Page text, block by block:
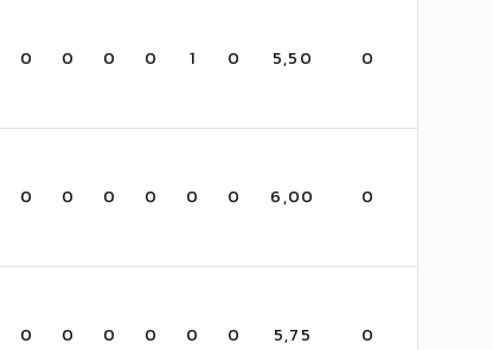
0 0 0 0 1 0 5,50 0
0 0 0 0 0 0 6,00 0
0 0 0 0 0 0 5,75 0